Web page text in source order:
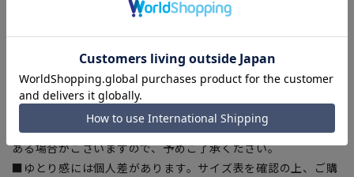
品となります。裾上げテープは当サイトでご購入いただけま
※こちらの商品は在庫切れの場合がございます。
【商品に関するご注意】
■商品画像はサンプルのため、色味やサイズ等の仕様に変更が
ある場合がございますので、予めご了承ください。
■ゆとり感には個人差があります。サイズ表を確認の上、ご購